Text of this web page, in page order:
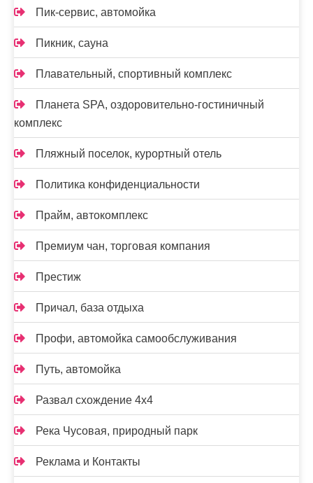
Пик-сервис, автомойка
Пикник, сауна
Плавательный, спортивный комплекс
Планета SPA, оздоровительно-гостиничный
комплекс
Пляжный поселок, курортный отель
Политика конфиденциальности
Прайм, автокомплекс
Премиум чан, торговая компания
Престиж
Причал, база отдыха
Профи, автомойка самообслуживания
Путь, автомойка
Развал схождение 4х4
Река Чусовая, природный парк
Реклама и Контакты